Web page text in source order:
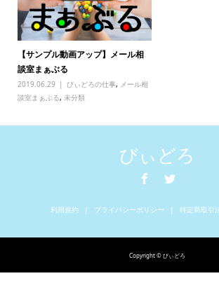
【サンプル動画アップ】メール相
談室まぁぶる
2019.06.29 びぃどろの仕事, メール相
談室まぁぶる, 未分類
びぃどろ
利用規約 プライバシーポリシー 特定商取引
Copyright © びぃどろ